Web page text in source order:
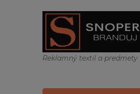
Reklamný textil a predmety